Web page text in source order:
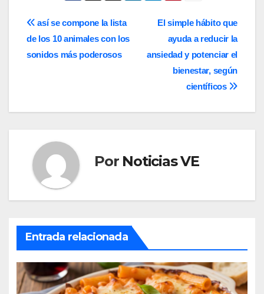
Navegación
de
El simple hábito que
ayuda a reducir la
ansiedad y potenciar el
bienestar, según
científicos
así se compone la lista
de los 10 animales con los
sonidos más poderosos
Por Noticias VE
Entrada relacionada